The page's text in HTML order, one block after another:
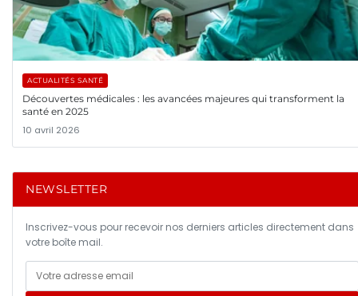
ACTUALITÉS SANTÉ
Découvertes médicales : les avancées majeures qui transforment la
santé en 2025
10 avril 2026
NEWSLETTER
Inscrivez-vous pour recevoir nos derniers articles directement dans
votre boîte mail.